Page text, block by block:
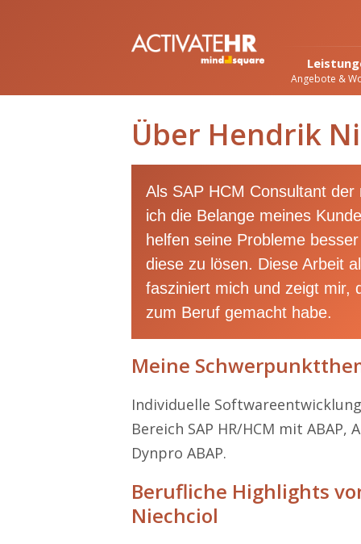
Angebote &
Über Hendrik
Als SAP HCM Consultant
ich die Belange meines
helfen seine Probleme
diese zu lösen. Diese Arbeit
fasziniert mich und zeigt mir,
zum Beruf gemacht habe.
Meine
Individuelle
Bereich SAP HR/HCM mit ABAP,
Dynpro ABAP.
Berufliche Highlights
Niechciol